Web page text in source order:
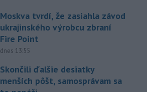
Moskva tvrdí, že zasiahla závod
ukrajinského výrobcu zbraní
Fire Point
dnes 13:55
Skončili ďalšie desiatky
menších pôšt, samosprávam sa